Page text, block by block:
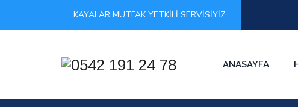
KAYALAR MUTFAK YETKİLİ SERVİSİYİZ
ANASAYFA